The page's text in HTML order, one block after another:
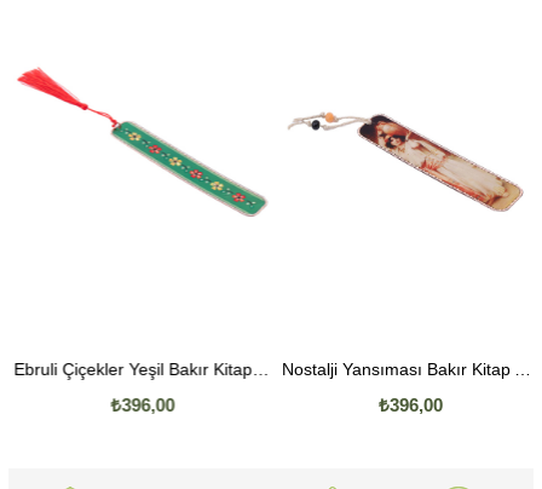
Ebruli Çiçekler Yeşil Bakır Kitap Ayracı
₺396,00
Nostalji Yansıması Bakır Kitap Ayracı
₺396,00